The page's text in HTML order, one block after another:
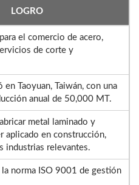
LOGRO
el comercio de acero,
de corte y
en Taoyuan, Taiwán, con una
anual de 50,000 MT.
metal laminado y
aplicado en construcción,
industrias relevantes.
norma ISO 9001 de gestión